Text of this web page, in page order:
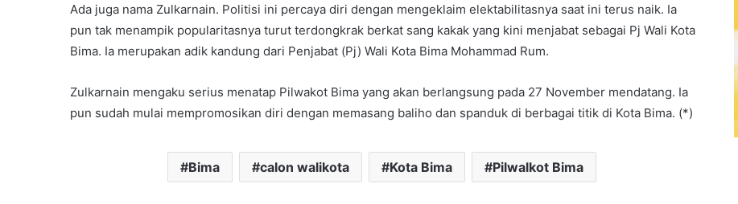
Ada juga nama Zulkarnain. Politisi ini percaya diri dengan mengeklaim elektabilitasnya saat ini terus naik. Ia
pun tak menampik popularitasnya turut terdongkrak berkat sang kakak yang kini menjabat sebagai Pj Wali Kota
Bima. Ia merupakan adik kandung dari Penjabat (Pj) Wali Kota Bima Mohammad Rum.
Zulkarnain mengaku serius menatap Pilwakot Bima yang akan berlangsung pada 27 November mendatang. Ia
pun sudah mulai mempromosikan diri dengan memasang baliho dan spanduk di berbagai titik di Kota Bima. (*)
Bima calon walikota Kota Bima Pilwalkot Bima